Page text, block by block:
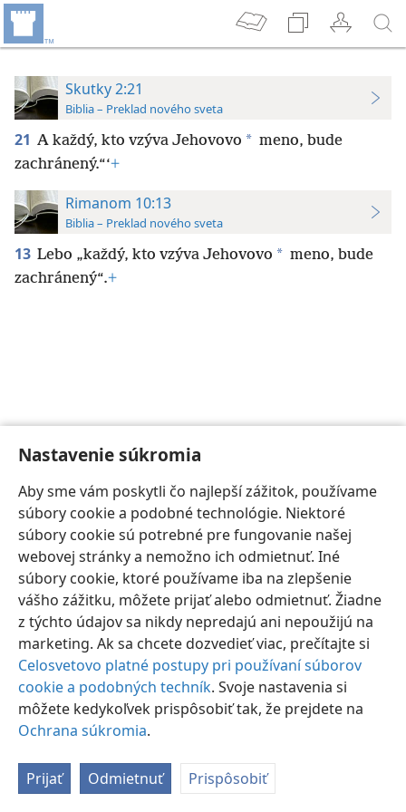
Nastavenie súkromia
Aby sme vám poskytli čo najlepší zážitok, používame
súbory cookie a podobné technológie. Niektoré
súbory cookie sú potrebné pre fungovanie našej
webovej stránky a nemožno ich odmietnuť. Iné
súbory cookie, ktoré používame iba na zlepšenie
vášho zážitku, môžete prijať alebo odmietnuť. Žiadne
z týchto údajov sa nikdy nepredajú ani nepoužijú na
marketing. Ak sa chcete dozvedieť viac, prečítajte si
Celosvetovo platné postupy pri používaní súborov
cookie a podobných techník. Svoje nastavenia si
môžete kedykoľvek prispôsobiť tak, že prejdete na
Ochrana súkromia.
Prijať Odmietnuť Prispôsobiť
Skutky 2:21
Biblia – Preklad nového sveta
21 A každý, kto vzýva Jehovovo * meno, bude
zachránený.“‘+
Rimanom 10:13
Biblia – Preklad nového sveta
13 Lebo „každý, kto vzýva Jehovovo * meno, bude
zachránený“.+
Slovenčina Nastavenia
Copyright © 2026 Watch Tower Bible and Tract Society of Pennsylvania
Podmienky používania
JW.ORG
Prihlásiť sa